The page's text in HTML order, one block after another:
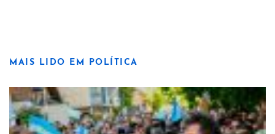
MAIS LIDO EM POLÍTICA